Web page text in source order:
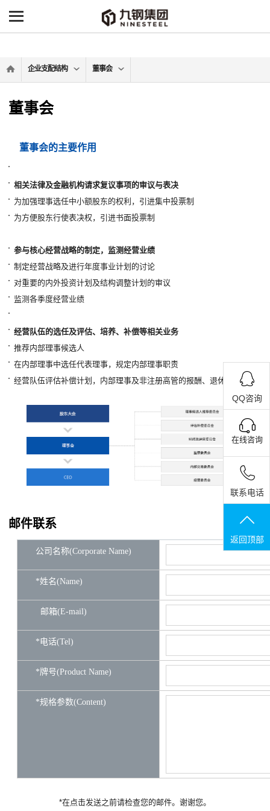
-->
企业支配结构 董事会
董事会
董事会的主要作用
相关法律及金融机构请求复议事项的审议与表决
为加强理事选任中小额股东的权利，引进集中投票制
为方便股东行使表决权，引进书面投票制
参与核心经营战略的制定，监测经营业绩
制定经营战略及进行年度事业计划的讨论
对重要的内外投资计划及结构调整计划的审议
监测各季度经营业绩
经营队伍的选任及评估、培养、补偿等相关业务
推荐内部理事候选人
在内部理事中选任代表理事，规定内部理事职责
经营队伍评估补偿计划，内部理事及非注册高管的报酬、退休金的制定
邮件联系
公司名称(Corporate Name)
*姓名(Name)
邮箱(E-mail)
*电话(Tel)
*牌号(Product Name)
*规格参数(Content)
*在点击发送之前请检查您的邮件。谢谢您。
QQ咨询
在线咨询
联系电话
返回顶部